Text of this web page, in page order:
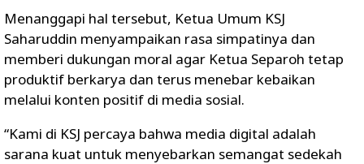
Menanggapi hal tersebut, Ketua Umum KSJ
Saharuddin menyampaikan rasa simpatinya dan
memberi dukungan moral agar Ketua Separoh tetap
produktif berkarya dan terus menebar kebaikan
melalui konten positif di media sosial.
“Kami di KSJ percaya bahwa media digital adalah
sarana kuat untuk menyebarkan semangat sedekah